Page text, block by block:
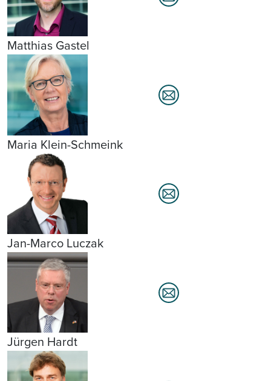
Matthias Gastel
Maria Klein-Schmeink
Jan-Marco Luczak
Jürgen Hardt